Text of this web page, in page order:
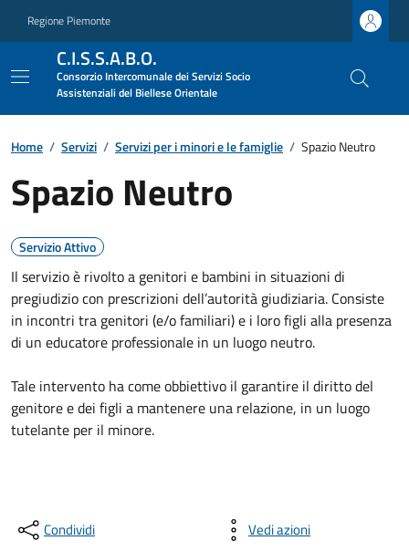
Regione Piemonte
C.I.S.S.A.B.O.
Consorzio Intercomunale dei Servizi Socio
Assistenziali del Biellese Orientale
Home / Servizi / Servizi per i minori e le famiglie / Spazio Neutro
Spazio Neutro
Servizio Attivo
Il servizio è rivolto a genitori e bambini in situazioni di
pregiudizio con prescrizioni dell’autorità giudiziaria. Consiste
in incontri tra genitori (e/o familiari) e i loro figli alla presenza
di un educatore professionale in un luogo neutro.
Tale intervento ha come obbiettivo il garantire il diritto del
genitore e dei figli a mantenere una relazione, in un luogo
tutelante per il minore.
Condividi Vedi azioni